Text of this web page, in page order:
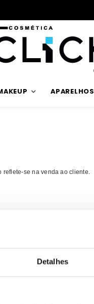
Detalhes
APARELHOS
se na venda ao cliente.